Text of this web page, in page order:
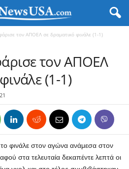
τον ΑΠΟΕΛ σε δραματικό φινάλε (1-1)
τον ΑΠΟΕΛ
(1-1)
φινάλε στον αγώνα ανάμεσα στον
στα τελευταία δεκαπέντε λεπτά οι